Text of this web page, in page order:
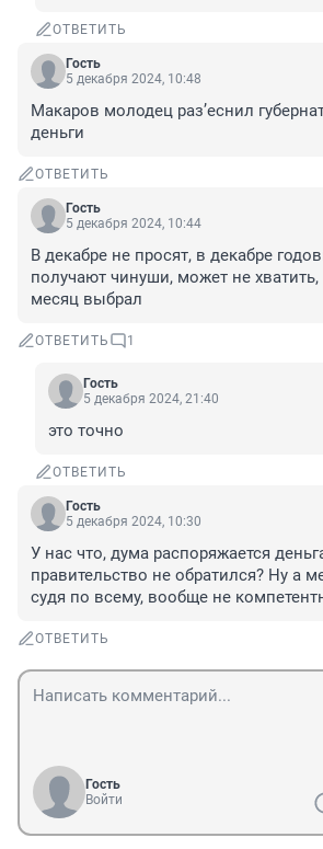
ОТВЕТИТЬ
Гость
5 декабря 2024, 10:48
Макаров молодец раз’еснил
деньги
ОТВЕТИТЬ
Гость
5 декабря 2024, 10:44
В декабре не просят, в декабре
получают чинуши, может не хватить,
месяц выбрал
ОТВЕТИТЬ 1
Гость
5 декабря 2024, 21:40
это точно
ОТВЕТИТЬ
Гость
5 декабря 2024, 10:30
У нас что, дума распоряжается
правительство не обратился? Ну а
судя по всему, вообще не
ОТВЕТИТЬ
Гость
Войти